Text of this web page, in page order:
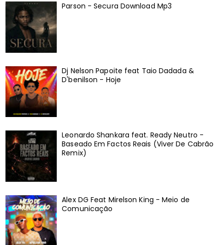
Parson - Secura Download Mp3
Dj Nelson Papoite feat Taio Dadada &
D'benilson - Hoje
Leonardo Shankara feat. Ready Neutro -
Baseado Em Factos Reais (Viver De Cabrão
Remix)
Alex DG Feat Mirelson King - Meio de
Comunicação